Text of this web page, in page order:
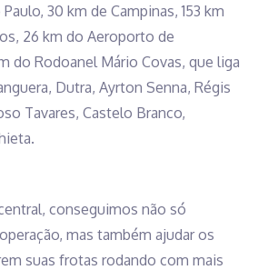
30 km de Campinas, 153 km
26 km do Aeroporto de
do Rodoanel Mário Covas, que liga
Dutra, Ayrton Senna, Régis
Tavares, Castelo Branco,
conseguimos não só
mas também ajudar os
suas frotas rodando com mais